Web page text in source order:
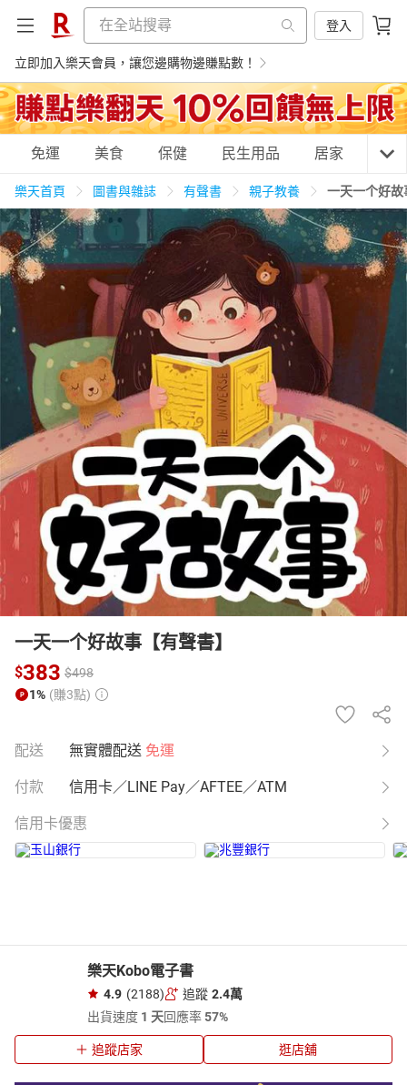
登入
立即加入樂天會員，讓您邊購物邊賺點數！
購物網分類
天天免運 美食蛋糕 養生保健 民生用品
3C家電 運動休閒 親子玩具
女裝 男裝 化妝保養 情趣用品
日本購物 電子/紙本書
HOT
免運 美食 保健 民生用品 居家 3C
樂天首頁 圖書與雜誌 有聲書 親子教養 一天一个好
一天一个好故事【有聲書】
$383 $498
1% (賺3點)
配送 無實體配送 免運
付款 信用卡／LINE Pay／AFTEE／ATM
信用卡優惠
樂天Kobo電子書
4.9 (2188) 追蹤 2.4萬
出貨速度 1 天回應率57%
追蹤店家 逛店舖